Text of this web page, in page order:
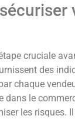
cruciale
des
chaque
dans le
les risques.